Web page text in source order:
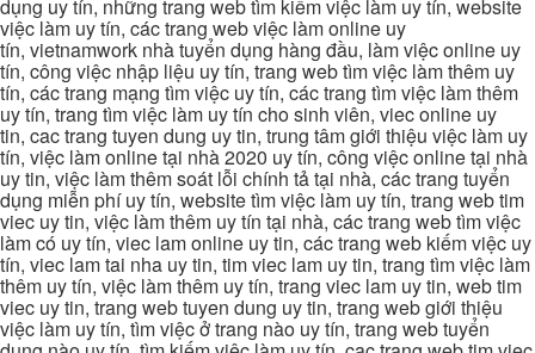
dụng uy tín, những trang web tìm kiếm việc làm uy tín, website
việc làm uy tín, các trang web việc làm online uy
tín, vietnamwork nhà tuyển dụng hàng đầu, làm việc online uy
tín, công việc nhập liệu uy tín, trang web tìm việc làm thêm uy
tín, các trang mạng tìm việc uy tín, các trang tìm việc làm thêm
uy tín, trang tìm việc làm uy tín cho sinh viên, viec online uy
tin, cac trang tuyen dung uy tin, trung tâm giới thiệu việc làm uy
tín, việc làm online tại nhà 2020 uy tín, công việc online tại nhà
uy tin, việc làm thêm soát lỗi chính tả tại nhà, các trang tuyển
dụng miễn phí uy tín, website tìm việc làm uy tín, trang web tim
viec uy tin, việc làm thêm uy tín tại nhà, các trang web tìm việc
làm có uy tín, viec lam online uy tin, các trang web kiếm việc uy
tín, viec lam tai nha uy tin, tim viec lam uy tin, trang tìm việc làm
thêm uy tín, việc làm thêm uy tín, trang viec lam uy tin, web tim
viec uy tin, trang web tuyen dung uy tin, trang web giới thiệu
việc làm uy tín, tìm việc ở trang nào uy tín, trang web tuyển